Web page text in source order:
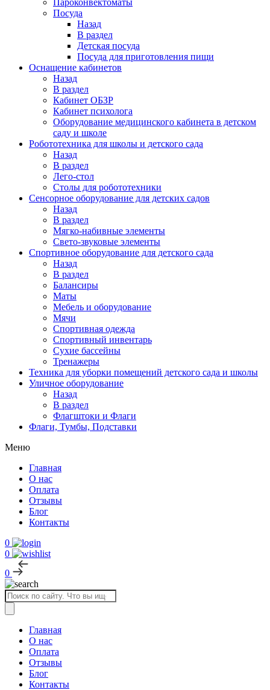
Пароконвектоматы
Посуда
Назад
В раздел
Детская посуда
Посуда для приготовления пищи
Оснащение кабинетов
Назад
В раздел
Кабинет ОБЗР
Кабинет психолога
Оборудование медицинского кабинета в детском
саду и школе
Робототехника для школы и детского сада
Назад
В раздел
Лего-стол
Столы для робототехники
Сенсорное оборудование для детских садов
Назад
В раздел
Мягко-набивные элементы
Свето-звуковые элементы
Спортивное оборудование для детского сада
Назад
В раздел
Балансиры
Маты
Мебель и оборудование
Мячи
Спортивная одежда
Спортивный инвентарь
Сухие бассейны
Тренажеры
Техника для уборки помещений детского сада и школы
Уличное оборудование
Назад
В раздел
Флагштоки и Флаги
Флаги, Тумбы, Подставки
Меню
Главная
О нас
Оплата
Отзывы
Блог
Контакты
0
0
0
Поиск
товаров
Главная
О нас
Оплата
Отзывы
Блог
Контакты